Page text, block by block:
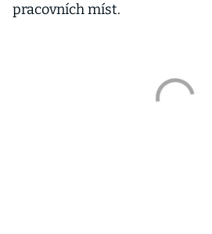
pracovních míst.